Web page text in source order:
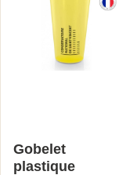
Gobelet
plastique